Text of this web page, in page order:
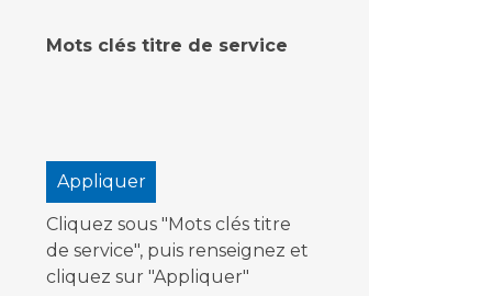
sans tabac
Mots clés titre de service
Cliquez sous "Mots clés titre
de service", puis renseignez et
cliquez sur "Appliquer"